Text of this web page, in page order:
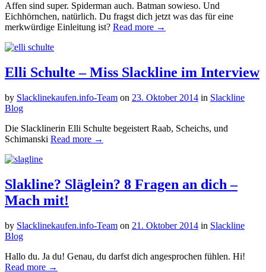
Affen sind super. Spiderman auch. Batman sowieso. Und
Eichhörnchen, natürlich. Du fragst dich jetzt was das für eine
merkwürdige Einleitung ist? Read more →
Elli Schulte – Miss Slackline im Interview
by Slacklinekaufen.info-Team on 23. Oktober 2014 in Slackline
Blog
Die Slacklinerin Elli Schulte begeistert Raab, Scheichs, und
Schimanski Read more →
Slakline? Släglein? 8 Fragen an dich –
Mach mit!
by Slacklinekaufen.info-Team on 21. Oktober 2014 in Slackline
Blog
Hallo du. Ja du! Genau, du darfst dich angesprochen fühlen. Hi!
Read more →